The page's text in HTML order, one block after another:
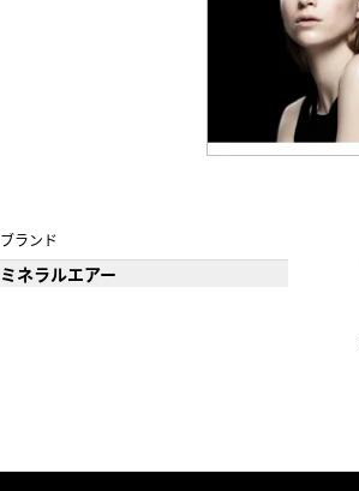
ブランド
ミネラルエアー